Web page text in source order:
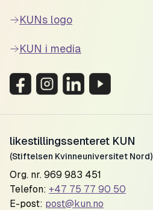
KUNs logo
KUN i media
likestillingssenteret KUN
(Stiftelsen Kvinneuniversitet Nord)
Org. nr. 969 983 451
Telefon: +47 75 77 90 50
E-post: post@kun.no